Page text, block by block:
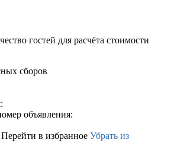
гостей для расчёта стоимости
сборов
объявления:
Перейти в избранное Убрать из